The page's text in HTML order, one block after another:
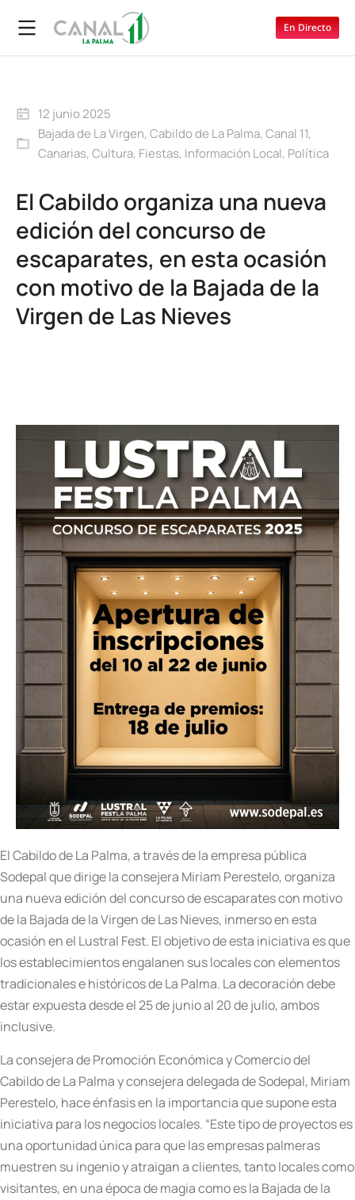
En Directo
12 junio 2025
Bajada de La Virgen, Cabildo de La Palma, Canal 11,
Canarias, Cultura, Fiestas, Información Local, Política
El Cabildo organiza una nueva
edición del concurso de
escaparates, en esta ocasión
con motivo de la Bajada de la
Virgen de Las Nieves
El Cabildo de La Palma, a través de la empresa pública
Sodepal que dirige la consejera Miriam Perestelo, organiza
una nueva edición del concurso de escaparates con motivo
de la Bajada de la Virgen de Las Nieves, inmerso en esta
ocasión en el Lustral Fest. El objetivo de esta iniciativa es que
los establecimientos engalanen sus locales con elementos
tradicionales e históricos de La Palma. La decoración debe
estar expuesta desde el 25 de junio al 20 de julio, ambos
inclusive.
La consejera de Promoción Económica y Comercio del
Cabildo de La Palma y consejera delegada de Sodepal, Miriam
Perestelo, hace énfasis en la importancia que supone esta
iniciativa para los negocios locales. “Este tipo de proyectos es
una oportunidad única para que las empresas palmeras
muestren su ingenio y atraigan a clientes, tanto locales como
visitantes, en una época de magia como es la Bajada de la